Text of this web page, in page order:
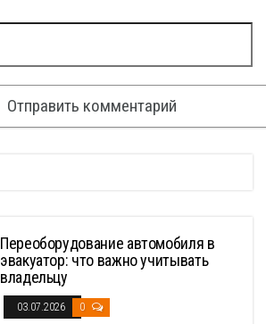
Переоборудование автомобиля в
эвакуатор: что важно учитывать
владельцу
03.07.2026 0